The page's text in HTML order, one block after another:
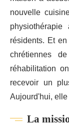
nouvelle
résidents. Et
chrétiennes
réhabilitation
recevoir un
Aujourd'hui,
La